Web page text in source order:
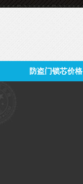
防盗门锁芯价格